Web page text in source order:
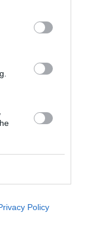
Policy
*Η
στο
Θέατρο
και η
σε